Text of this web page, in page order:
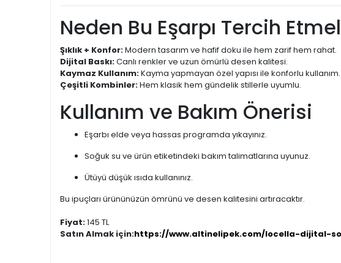
Neden Bu Eşarpı Tercih
Şıklık + Konfor:Modern tasarım ve hafif doku ile hem zarif hem rahat.
Dijital Baskı:Canlı renkler ve uzun ömürlü desen kalitesi.
Kaymaz Kullanım:Kayma yapmayan özel yapısı ile konforlu kullanım.
Çeşitli Kombinler:Hem klasik hem gündelik stillerle uyumlu.
Kullanım ve Bakım Önerisi
Eşarbı elde veya hassas programda yıkayınız.
Soğuk su ve ürün etiketindeki bakım talimatlarına uyunuz.
Ütüyü düşük ısıda kullanınız.
Bu ipuçları ürününüzün ömrünü ve desen kalitesini artıracaktır.
Fiyat:145 TL
Satın Almak için:https://www.altinelipek.com/locella-dijital-